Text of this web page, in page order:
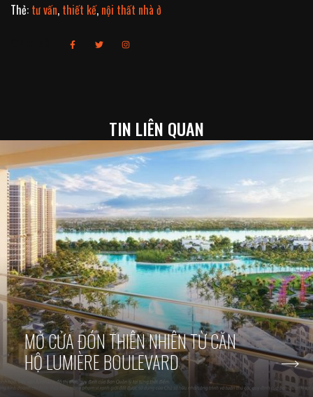
Thẻ: tư vấn, thiết kế, nội thất nhà ở
TIN LIÊN QUAN
MỞ CỬA ĐÓN THIÊN NHIÊN TỪ CĂN
HỘ LUMIÈRE BOULEVARD